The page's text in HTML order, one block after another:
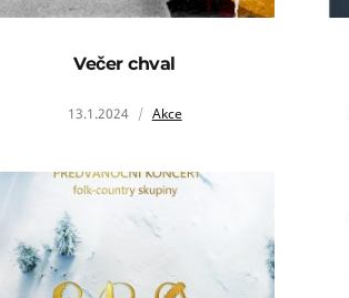
Večer chval
13.1.2024 Akce